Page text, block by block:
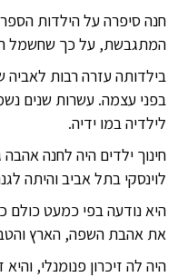
חנה סיפרה על הילדות
המתגבשת, על כך שחשמל
בילדותה עזרה רבות לאביה
בפני עצמה. עשרות שנים
לילדיה במו ידיה.
חינוך ילדים היה לחנה
לוינסקי בתל אביב והיתה
היא נודעה בפי כמעט כולם
את אהבת השפה, הארץ
היה לה זיכרון פנומנלי,